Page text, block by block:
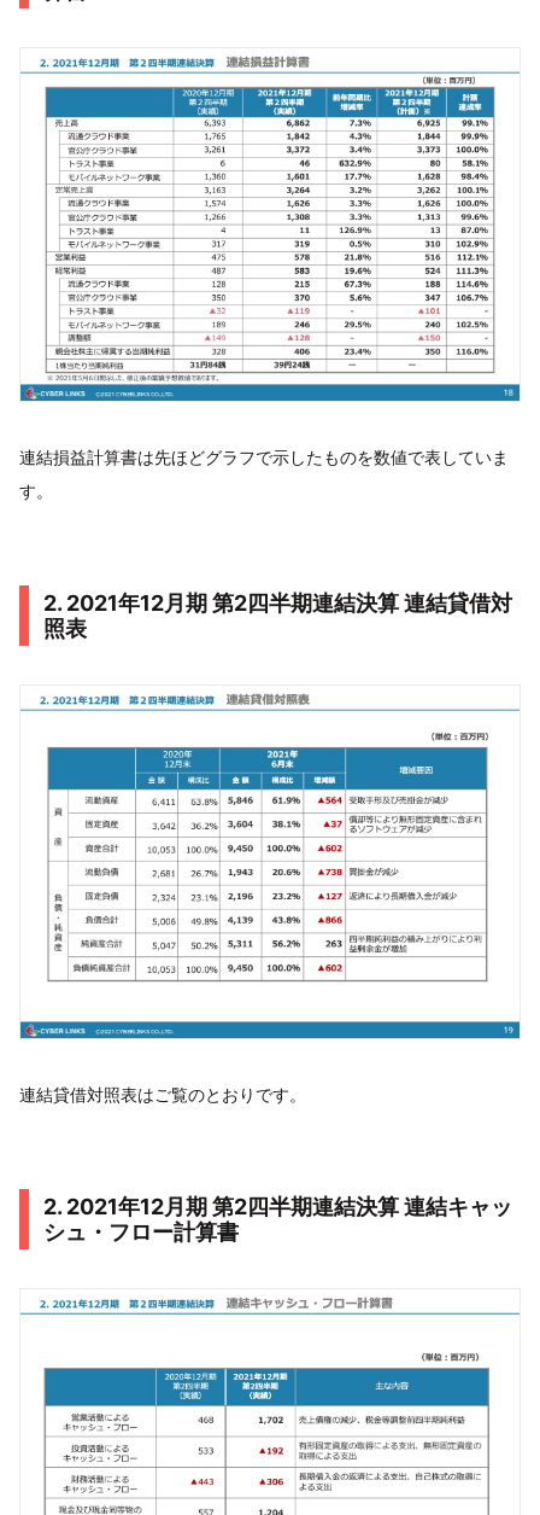
連結損益計算書は先ほどグラフで示したものを数値で表していま
す。
2. 2021年12月期 第2四半期連結決算 連結貸借対
照表
連結貸借対照表はご覧のとおりです。
2. 2021年12月期 第2四半期連結決算 連結キャッ
シュ・フロー計算書